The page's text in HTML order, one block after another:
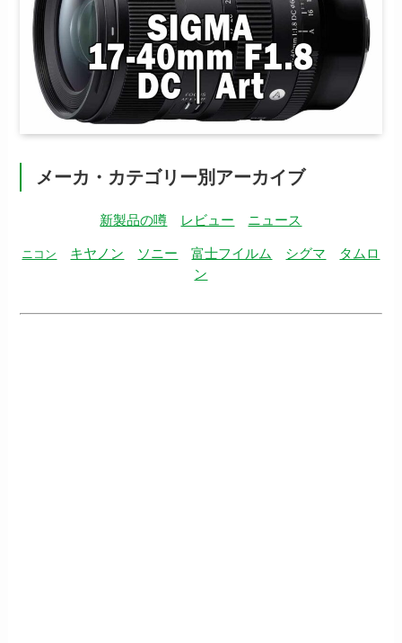
メーカ・カテゴリー別アーカイブ
新製品の噂 レビュー ニュース
ニコン キヤノン ソニー 富士フイルム シグマ
タムロ
ン